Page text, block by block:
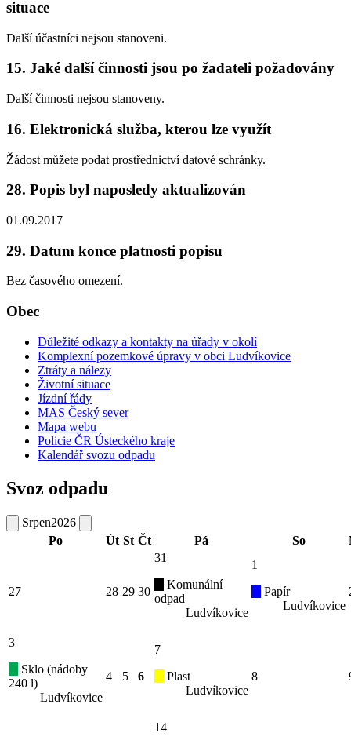
situace
Další účastníci nejsou stanoveni.
15. Jaké další činnosti jsou po žadateli požadovány
Další činnosti nejsou stanoveny.
16. Elektronická služba, kterou lze využít
Žádost můžete podat prostřednictví datové schránky.
28. Popis byl naposledy aktualizován
01.09.2017
29. Datum konce platnosti popisu
Bez časového omezení.
Obec
Důležité odkazy a kontakty na úřady v okolí
Komplexní pozemkové úpravy v obci Ludvíkovice
Ztráty a nálezy
Životní situace
Jízdní řády
MAS Český sever
Mapa webu
Policie ČR Ústeckého kraje
Kalendář svozu odpadu
Svoz odpadu
Srpen2026
Po
Út St Čt Pá So
27 28 29 30
31
Komunální
odpad
Ludvíkovice
1
Papír
Ludvíkovice
3
Sklo (nádoby
240 l)
Ludvíkovice
4 5 6
7
Plast
Ludvíkovice
8
14